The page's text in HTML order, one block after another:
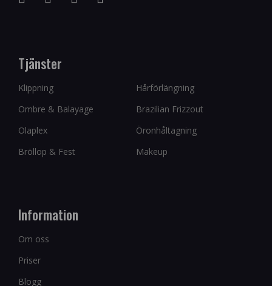
Tjänster
Klippning
Hårförlängning
Ombre & Balayage
Brazilian Frizzout
Olaplex
Öronhåltagning
Bröllop & Fest
Makeup
Information
Om oss
Priser
Blogg